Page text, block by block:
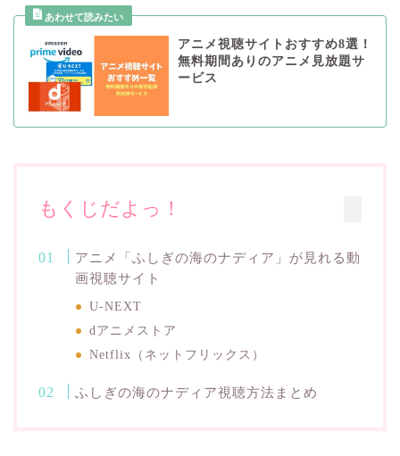
アニメ視聴サイトおすすめ8選！
無料期間ありのアニメ見放題サ
ービス
もくじだよっ！
アニメ「ふしぎの海のナディア」が見れる動
画視聴サイト
U-NEXT
dアニメストア
Netflix（ネットフリックス）
ふしぎの海のナディア視聴方法まとめ